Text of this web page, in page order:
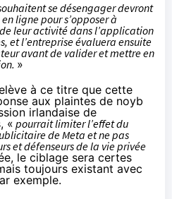
se désengager devront
ligne pour s’opposer à
leur activité dans l’application
et l’entreprise évaluera ensuite
avant de valider et mettre en
»
à ce titre que cette
aux plaintes de noyb
irlandaise de
« pourrait limiter l’effet du
de Meta et ne pas
et défenseurs de la vie privée
le ciblage sera certes
toujours existant avec
exemple.